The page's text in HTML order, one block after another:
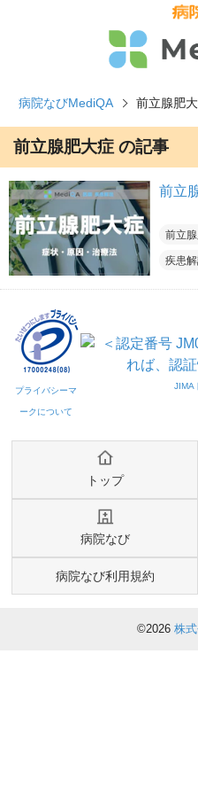
病院なびMediQA 前立腺肥
前立腺肥大症 の記事
前立
前立
疾患
トップ
病院なび
病院なび利用規約
©2026 株